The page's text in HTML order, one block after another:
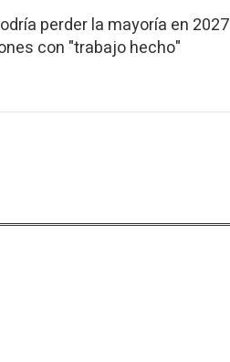
perder la mayoría en 2027
con "trabajo hecho"